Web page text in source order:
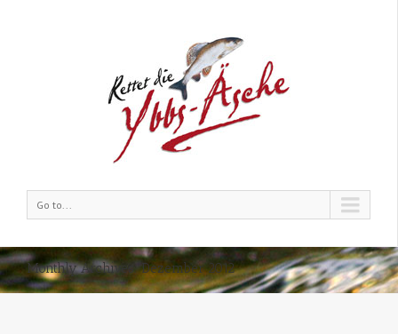
Go to...
Monthly Archives:Dezember 2012